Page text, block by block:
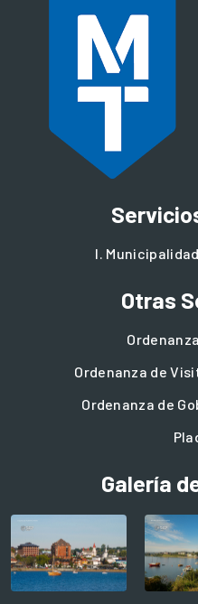
I.
Otras
Ordenanza de
Ordenanza de
Galería